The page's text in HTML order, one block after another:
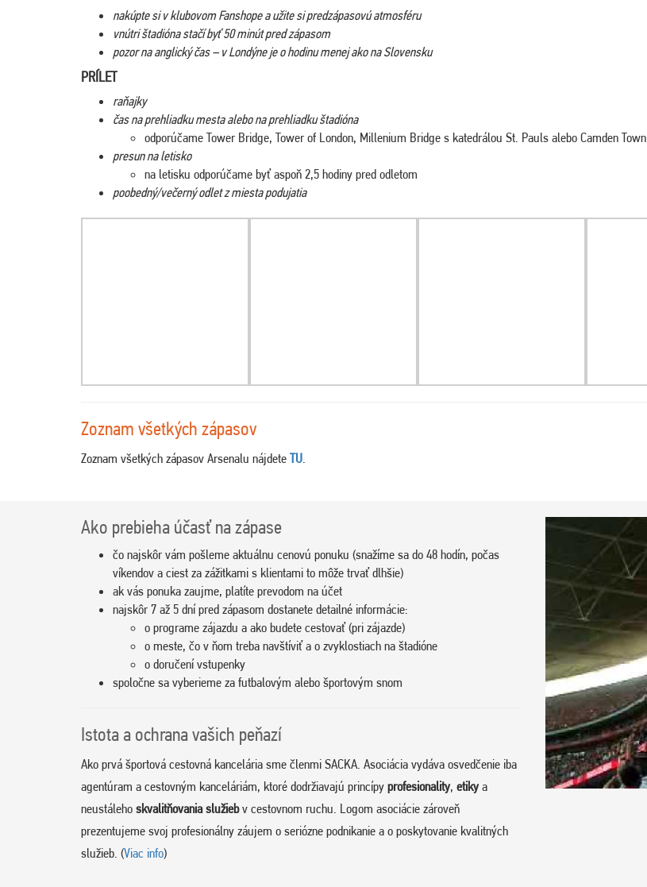
nakúpte si v klubovom Fanshope a užite si predzápasovú atmosféru
vnútri štadióna stačí byť 50 minút pred zápasom
pozor na anglický čas – v Londýne je o hodinu menej ako na Slovensku
PRÍLET
raňajky
čas na prehliadku mesta alebo na prehliadku štadióna
odporúčame Tower Bridge, Tower of London, Millenium Bridge s katedrálou St. Pauls alebo Camden Town
presun na letisko
na letisku odporúčame byť aspoň 2,5 hodiny pred odletom
poobedný/večerný odlet z miesta podujatia
Zoznam všetkých zápasov
Zoznam všetkých zápasov Arsenalu nájdete TU
Ako prebieha účasť na zápase
čo najskôr vám pošleme aktuálnu cenovú ponuku (snažíme sa do 48 hodín, počas
víkendov a ciest za zážitkami s klientami to môže trvať dlhšie)
ak vás ponuka zaujme, platíte prevodom na účet
najskôr 7 až 5 dní pred zápasom dostanete detailné informácie:
o programe zájazdu a ako budete cestovať (pri zájazde)
o meste, čo v ňom treba navštíviť a o zvyklostiach na štadióne
o doručení vstupenky
spoločne sa vyberieme za futbalovým alebo športovým snom
Istota a ochrana vašich peňazí
Ako prvá športová cestovná kancelária sme členmi SACKA. Asociácia vydáva osvedčenie iba
agentúram a cestovným kanceláriám, ktoré dodržiavajú princípy profesionality, etikya
neustáleho skvalitňovania služiebv cestovnom ruchu. Logom asociácie zároveň
prezentujeme svoj profesionálny záujem o seriózne podnikanie a o poskytovanie kvalitných
služieb. (Viac info)